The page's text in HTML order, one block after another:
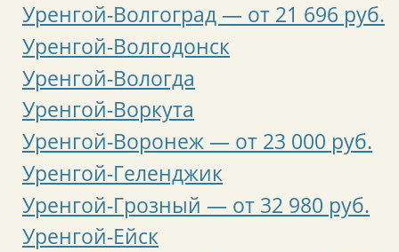
Уренгой-Волгоград — от 21 696 руб.
Уренгой-Волгодонск
Уренгой-Вологда
Уренгой-Воркута
Уренгой-Воронеж — от 23 000 руб.
Уренгой-Геленджик
Уренгой-Грозный — от 32 980 руб.
Уренгой-Ейск